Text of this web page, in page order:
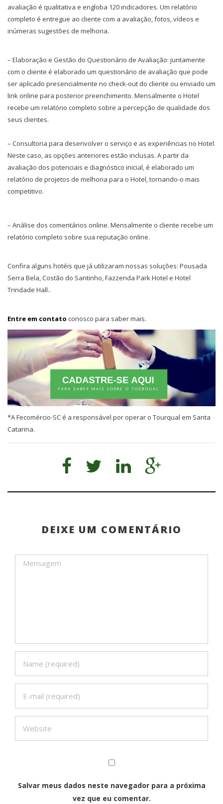
avaliação é qualitativa e engloba 120 indicadores. Um relatório
completo é entregue ao cliente com a avaliação, fotos, vídeos e
inúmeras sugestões de melhoria.
– Elaboração e Gestão do Questionário de Avaliação: juntamente
com o cliente é elaborado um questionário de avaliação que pode
ser aplicado presencialmente no check-out do cliente ou enviado um
link online para posterior preenchimento. Mensalmente o Hotel
recebe um relatório completo sobre a percepção de qualidade dos
seus clientes.
– Consultoria para desenvolver o serviço e as experiências no Hotel.
Neste caso, as opções anteriores estão inclusas. A partir da
avaliação dos potenciais e diagnóstico inicial, é elaborado um
relatório de projetos de melhoria para o Hotel, tornando-o mais
competitivo.
– Análise dos comentários online. Mensalmente o cliente recebe um
relatório completo sobre sua reputação online.
Confira alguns hotéis que já utilizaram nossas soluções: Pousada
Serra Bela, Costão do Santinho, Fazzenda Park Hotel e Hotel
Trindade Hall..
Entre em contato conosco para saber mais.
*A Fecomércio-SC é a responsável por operar o Tourqual em Santa
Catarina.
DEIXE UM COMENTÁRIO
Salvar meus dados neste navegador para a próxima
vez que eu comentar.